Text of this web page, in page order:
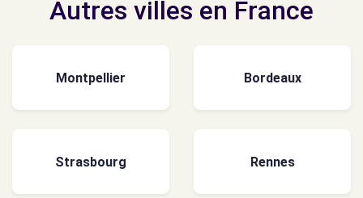
Autres villes en France
Montpellier Bordeaux
Strasbourg Rennes